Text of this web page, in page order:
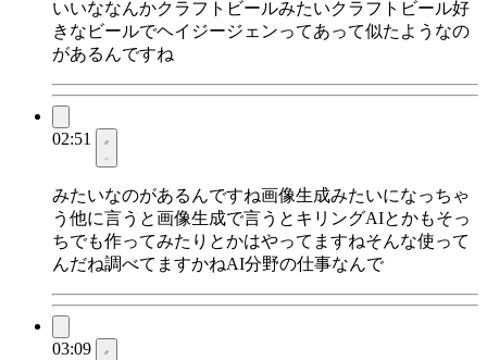
いいななんかクラフトビールみたいクラフトビール好
きなビールでヘイジージェンってあって似たようなの
があるんですね
02:51
みたいなのがあるんですね画像生成みたいになっちゃ
う他に言うと画像生成で言うとキリングAIとかもそっ
ちでも作ってみたりとかはやってますねそんな使って
んだね調べてますかねAI分野の仕事なんで
03:09